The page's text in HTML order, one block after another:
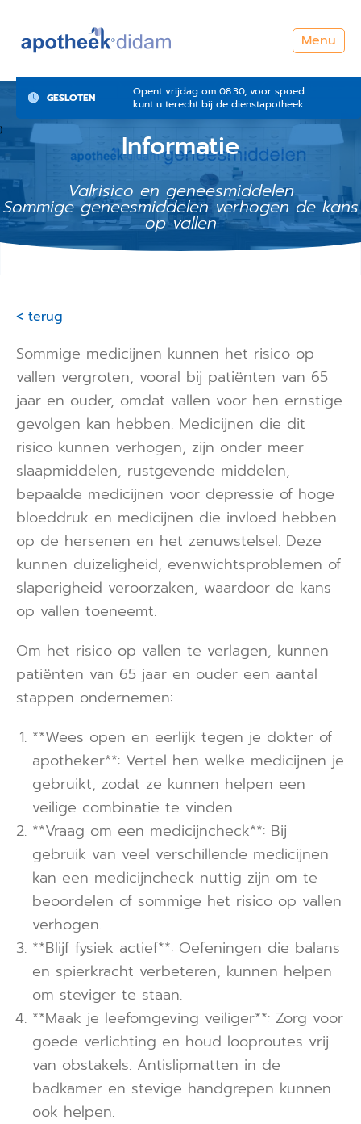
Menu
GESLOTEN
Opent vrijdag om 08:30, voor spoed
kunt u terecht bij de dienstapotheek.
) Informatie
Valrisico en geneesmiddelen
Sommige geneesmiddelen verhogen de kans
op vallen
< terug
Sommige medicijnen kunnen het risico op
vallen vergroten, vooral bij patiënten van 65
jaar en ouder, omdat vallen voor hen ernstige
gevolgen kan hebben. Medicijnen die dit
risico kunnen verhogen, zijn onder meer
slaapmiddelen, rustgevende middelen,
bepaalde medicijnen voor depressie of hoge
bloeddruk en medicijnen die invloed hebben
op de hersenen en het zenuwstelsel. Deze
kunnen duizeligheid, evenwichtsproblemen of
slaperigheid veroorzaken, waardoor de kans
op vallen toeneemt.
Om het risico op vallen te verlagen, kunnen
patiënten van 65 jaar en ouder een aantal
stappen ondernemen:
**Wees open en eerlijk tegen je dokter of
apotheker**: Vertel hen welke medicijnen je
gebruikt, zodat ze kunnen helpen een
veilige combinatie te vinden.
**Vraag om een medicijncheck**: Bij
gebruik van veel verschillende medicijnen
kan een medicijncheck nuttig zijn om te
beoordelen of sommige het risico op vallen
verhogen.
**Blijf fysiek actief**: Oefeningen die balans
en spierkracht verbeteren, kunnen helpen
om steviger te staan.
**Maak je leefomgeving veiliger**: Zorg voor
goede verlichting en houd looproutes vrij
van obstakels. Antislipmatten in de
badkamer en stevige handgrepen kunnen
ook helpen.